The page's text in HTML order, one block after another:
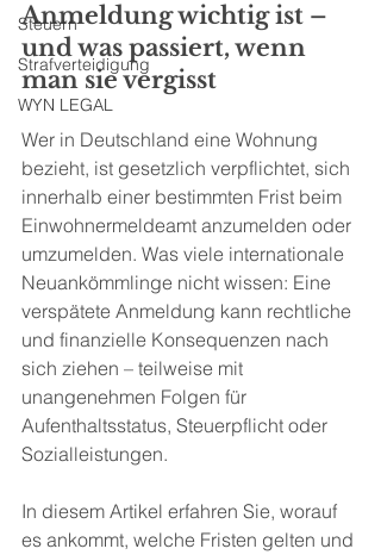
Steuern
Strafverteidigung
WYN LEGAL
Anmeldung wichtig ist –
und was passiert, wenn
man sie vergisst
Wer in Deutschland eine Wohnung
bezieht, ist gesetzlich verpflichtet, sich
innerhalb einer bestimmten Frist beim
Einwohnermeldeamt anzumelden oder
umzumelden. Was viele internationale
Neuankömmlinge nicht wissen: Eine
verspätete Anmeldung kann rechtliche
und finanzielle Konsequenzen nach
sich ziehen – teilweise mit
unangenehmen Folgen für
Aufenthaltsstatus, Steuerpflicht oder
Sozialleistungen.
In diesem Artikel erfahren Sie, worauf
es ankommt, welche Fristen gelten und